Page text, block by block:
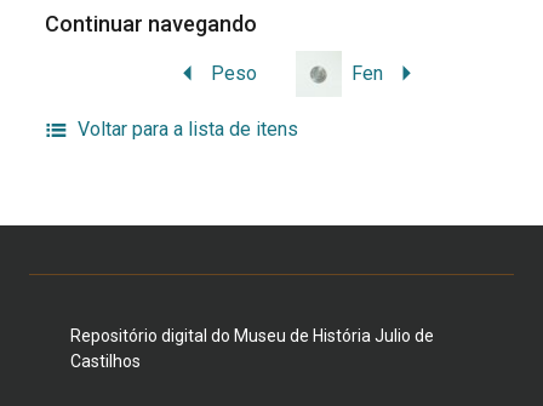
Continuar navegando
Peso Fen
Voltar para a lista de itens
Repositório digital do Museu de História Julio de
Castilhos